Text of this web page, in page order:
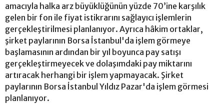
amacıyla halka arz büyüklüğünün yüzde 70’ine karşılık
gelen bir fon ile fiyat istikrarını sağlayıcı işlemlerin
gerçekleştirilmesi planlanıyor. Ayrıca hâkim ortaklar,
şirket paylarının Borsa İstanbul'da işlem görmeye
başlamasının ardından bir yıl boyunca pay satışı
gerçekleştirmeyecek ve dolaşımdaki pay miktarını
artıracak herhangi bir işlem yapmayacak. Şirket
paylarının Borsa İstanbul Yıldız Pazar'da işlem görmesi
planlanıyor.